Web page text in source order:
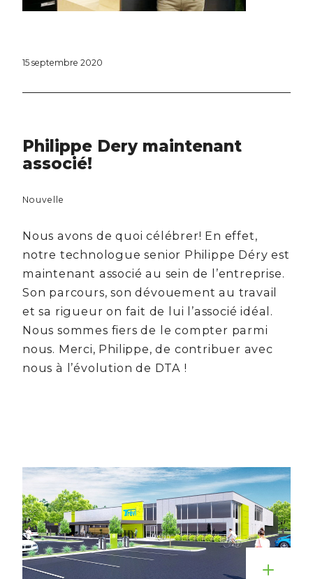
15 septembre 2020
Philippe Dery maintenant
associé!
Nouvelle
Nous avons de quoi célébrer! En effet,
notre technologue senior Philippe Déry est
maintenant associé au sein de l’entreprise.
Son parcours, son dévouement au travail
et sa rigueur on fait de lui l’associé idéal.
Nous sommes fiers de le compter parmi
nous. Merci, Philippe, de contribuer avec
nous à l’évolution de DTA !